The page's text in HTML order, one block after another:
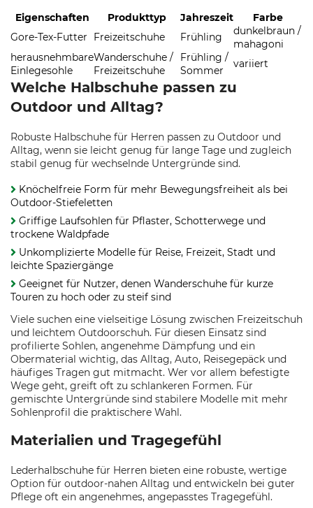
Eigenschaften
Produkttyp Jahreszeit
Farbe
Gore-Tex-Futter
Freizeitschuhe Frühling
dunkelbraun /
mahagoni
herausnehmbare
Einlegesohle
Wanderschuhe /
Freizeitschuhe
Frühling /
Sommer
variiert
Welche Halbschuhe passen zu
Outdoor und Alltag?
Robuste Halbschuhe für Herren passen zu Outdoor und
Alltag, wenn sie leicht genug für lange Tage und zugleich
stabil genug für wechselnde Untergründe sind.
Knöchelfreie Form für mehr Bewegungsfreiheit als bei
Outdoor-Stiefeletten
Griffige Laufsohlen für Pflaster, Schotterwege und
trockene Waldpfade
Unkomplizierte Modelle für Reise, Freizeit, Stadt und
leichte Spaziergänge
Geeignet für Nutzer, denen Wanderschuhe für kurze
Touren zu hoch oder zu steif sind
Viele suchen eine vielseitige Lösung zwischen Freizeitschuh
und leichtem Outdoorschuh. Für diesen Einsatz sind
profilierte Sohlen, angenehme Dämpfung und ein
Obermaterial wichtig, das Alltag, Auto, Reisegepäck und
häufiges Tragen gut mitmacht. Wer vor allem befestigte
Wege geht, greift oft zu schlankeren Formen. Für
gemischte Untergründe sind stabilere Modelle mit mehr
Sohlenprofil die praktischere Wahl.
Materialien und Tragegefühl
Lederhalbschuhe für Herren bieten eine robuste, wertige
Option für outdoor-nahen Alltag und entwickeln bei guter
Pflege oft ein angenehmes, angepasstes Tragegefühl.